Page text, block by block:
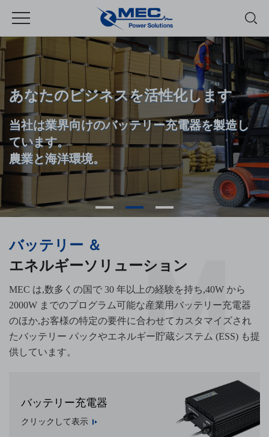
あなたのビジネスを活性化します
当社は業界向けのバッテリー充電器を製造し
ています。
農業と海洋環境。
バッテリー ＆
エネルギーソリューション
MEC は,数多くの国で 30 年以上の経験を持ち,40W から
2000W までのプログラム可能な産業用バッテリー充電器
のほか,お客様の特定の要件に合わせてカスタマイズされ
たバッテリー パックやエネルギー貯蔵システム (ESS) も提
供しています。
バッテリー充電器
クリックして表示